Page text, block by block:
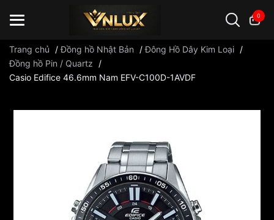
0
Đồng hồ casio đồng hồ G-Shock đồng hồ Orient ...
Trang chủ /Đồng hồ Nhật Bản /Đông Hồ Dây Kim Loại /
Đồng hồ Pin / Quartz
/
Casio Edifice 46.6mm Nam EFV-C100D-1AVDF